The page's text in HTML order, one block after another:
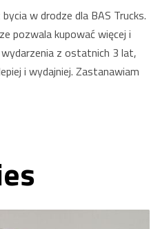
w drodze dla BAS Trucks.
pozwala kupować więcej i
z ostatnich 3 lat,
i wydajniej. Zastanawiam